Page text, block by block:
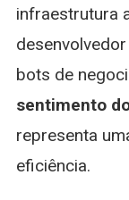
infraestrutura
bots de
sentimento
representa
eficiência.